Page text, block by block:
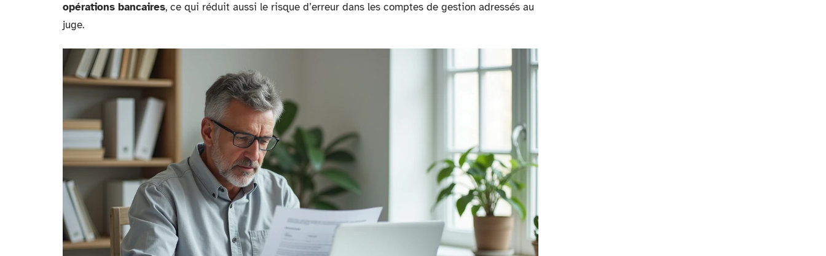
opérations bancaires, ce qui réduit aussi le risque d’erreur dans les comptes de gestion adressés au
juge.